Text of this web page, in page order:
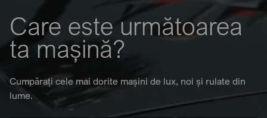
Care este următoarea
ta mașină?
Cumpărați cele mai dorite mașini de lux, noi și rulate din
lume.